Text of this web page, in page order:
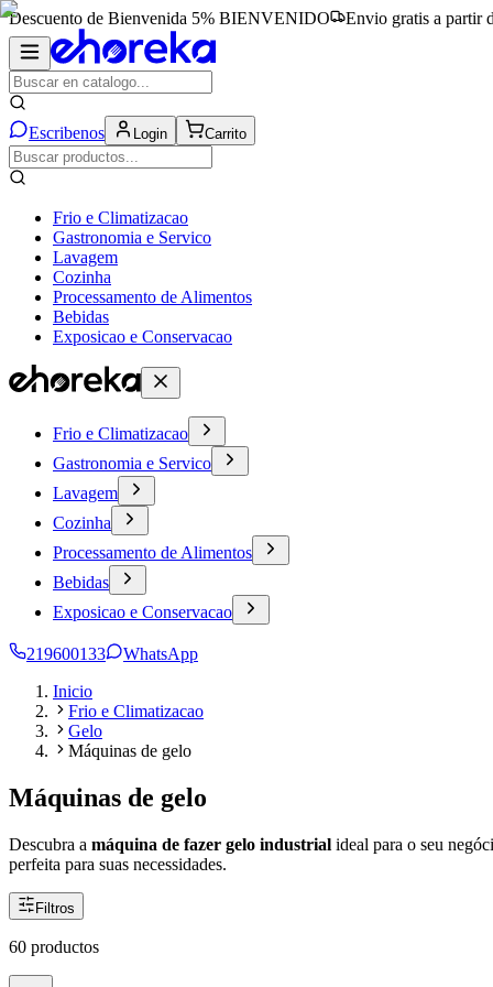
Descuento de Bienvenida 5% BIENVENIDO Envio gratis a partir
Escribenos Login Carrito
Frio e Climatizacao
Gastronomia e Servico
Lavagem
Cozinha
Processamento de Alimentos
Bebidas
Exposicao e Conservacao
Frio e Climatizacao
Gastronomia e Servico
Lavagem
Cozinha
Processamento de Alimentos
Bebidas
Exposicao e Conservacao
219600133
WhatsApp
Inicio
Frio e Climatizacao
Gelo
Máquinas de gelo
Máquinas de gelo
Descubra a máquina de fazer gelo industrial ideal para o seu
perfeita para suas necessidades.
Filtros
60 productos